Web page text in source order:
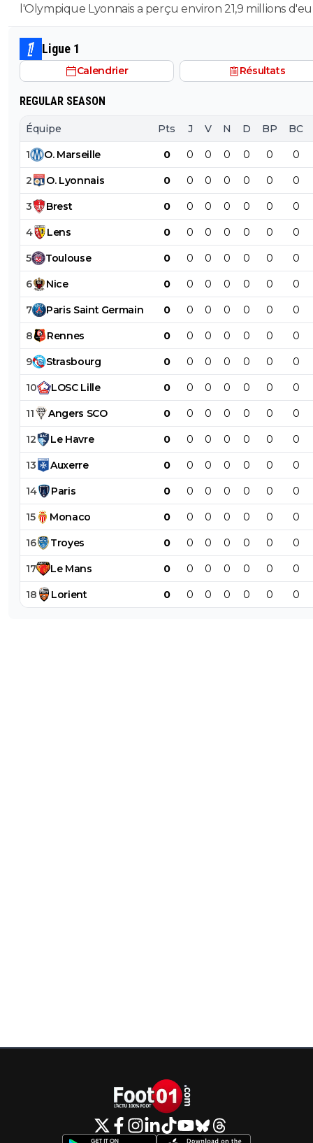
l'Olympique Lyonnais a perçu environ 21,9 millions
droits TV et de primes versés directement par l'UEFA
finissant 1er des poules et en sortant en 8eme. contre
pour marseille en ldc en etant sortie direct Le montant des
40M de 2025/2026 c'est avec la billetterie et recette
Ligue 1
Calendrier Résultats
REGULAR SEASON
Équipe Pts J V N D BP BC
1 O. Marseille 0 0 0 0 0 0 0
2 O. Lyonnais 0 0 0 0 0 0 0
3 Brest 0 0 0 0 0 0 0
4 Lens 0 0 0 0 0 0 0
5 Toulouse 0 0 0 0 0 0 0
6 Nice 0 0 0 0 0 0 0
7 Paris Saint Germain 0 0 0 0 0 0 0
8 Rennes 0 0 0 0 0 0 0
9 Strasbourg 0 0 0 0 0 0 0
10 LOSC Lille 0 0 0 0 0 0 0
11 Angers SCO 0 0 0 0 0 0 0
12 Le Havre 0 0 0 0 0 0 0
13 Auxerre 0 0 0 0 0 0 0
14 Paris 0 0 0 0 0 0 0
15 Monaco 0 0 0 0 0 0 0
16 Troyes 0 0 0 0 0 0 0
17 Le Mans 0 0 0 0 0 0 0
18 Lorient 0 0 0 0 0 0 0